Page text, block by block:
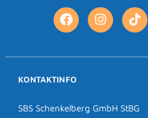
KONTAKTINFO
SBS Schenkelberg GmbH StBG